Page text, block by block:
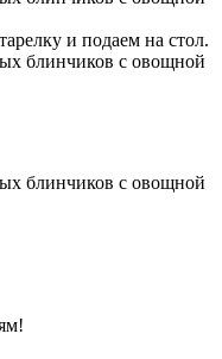
и подаем на стол.